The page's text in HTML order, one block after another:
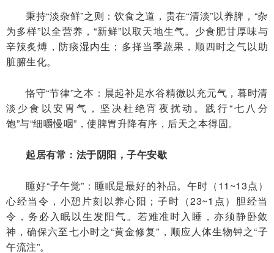
秉持“淡杂鲜”之则：饮食之道，贵在“清淡”以养脾，“杂
为多样”以全营养，“新鲜”以取天地生气。少食肥甘厚味与
辛辣炙煿，防痰湿内生；多择当季蔬果，顺四时之气以助
脏腑生化。
恪守“节律”之本：晨起补足水谷精微以充元气，暮时清
淡少食以安胃气，坚决杜绝宵夜扰动。践行“七八分
饱”与“细嚼慢咽”，使脾胃升降有序，后天之本得固。
起居有常：法于阴阳，子午安歇
睡好“子午觉”：睡眠是最好的补品。午时（11~13点）
心经当令，小憩片刻以养心阳；子时（23~1点）胆经当
令，务必入眠以生发阳气。若难准时入睡，亦须静卧敛
神，确保六至七小时之“黄金修复”，顺应人体生物钟之“子
午流注”。